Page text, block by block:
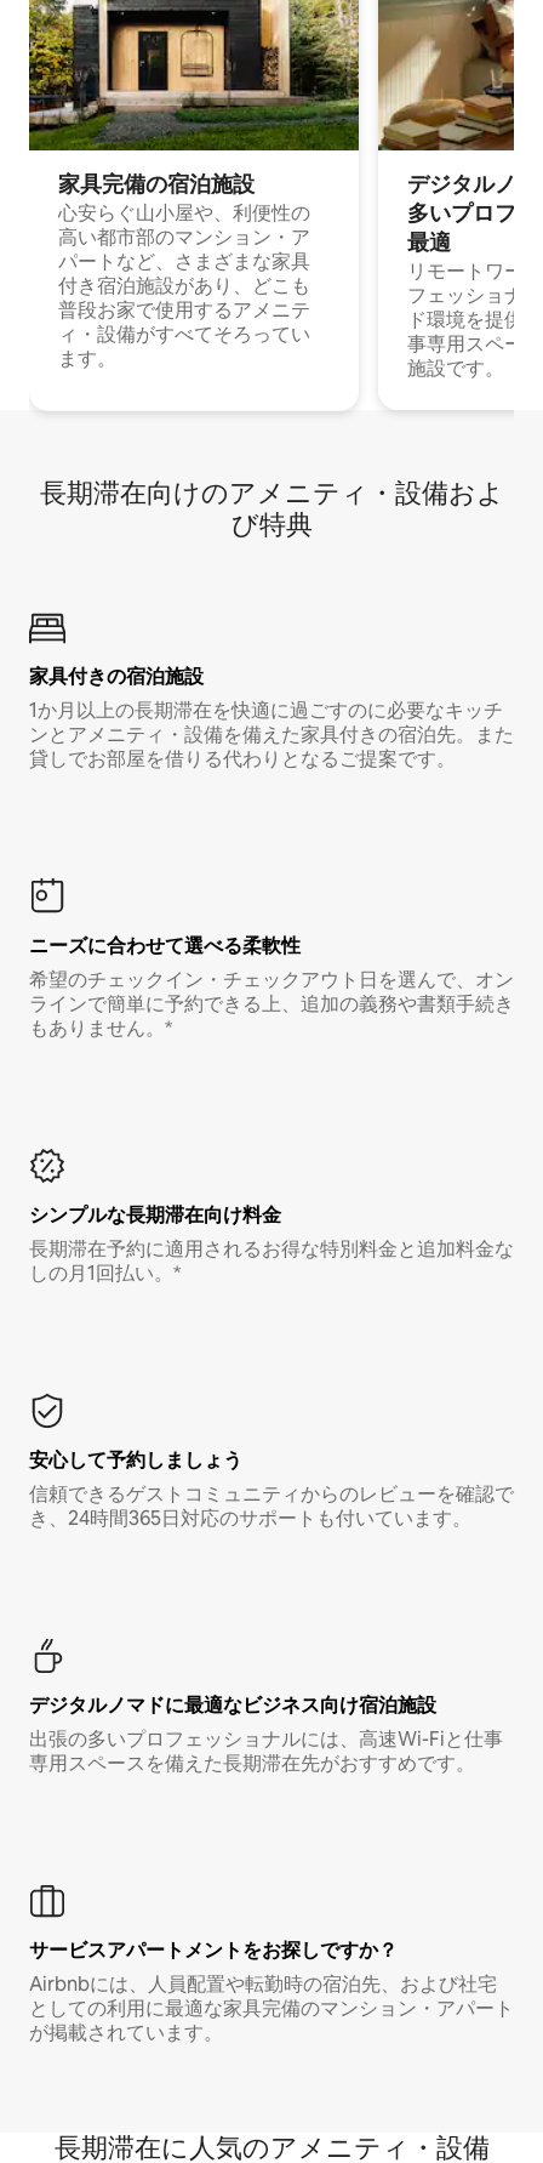
家具完備の宿⁠泊⁠施⁠設
心安らぐ山小屋や、利便性の
高い都市部のマンション・ア
パートなど、さまざまな家具
付き宿泊施設があり、どこも
普段お家で使用するアメニテ
ィ・設備がすべてそろってい
ます。
デジタルノ
多⁠いプ⁠ロ⁠フ⁠
最⁠適
リモートワー
フェッショナ
ド環境を提供
事専用スペー
施設です。
長期滞在向け⁠のア⁠メ⁠ニ⁠テ⁠ィ⁠・設⁠備⁠およ
び特⁠典
家具付き⁠の宿⁠泊⁠施⁠設
1か月以上の長期滞在を快適に過ごすのに必要なキッチ
ンとアメニティ・設備を備えた家具付きの宿泊先。また
貸しでお部屋を借りる代わりとなるご提案です。
ニーズに合わせて選べる柔軟性
希望のチェックイン・チェックアウト日を選んで、オン
ラインで簡単に予約できる上、追加の義務や書類手続き
もありません。*
シンプルな長期滞在向け料金
長期滞在予約に適用されるお得な特別料金と追加料金な
しの月1回払い。*
安心して予約しましょう
信頼できるゲストコミュニティからのレビューを確認で
き、24時間365日対応のサポートも付いています。
デジタルノマド⁠に最⁠適⁠なビ⁠ジ⁠ネ⁠ス⁠向⁠け宿⁠泊⁠施⁠設
出張の多いプロフェッショナルには、高速Wi-Fiと仕事
専用スペースを備えた長期滞在先がおすすめです。
サービスアパートメントをお探しですか？
Airbnbには、人員配置や転勤時の宿泊先、および社宅
としての利用に最適な家具完備のマンション・アパート
が掲載されています。
長期滞在に人気のアメニティ・設備